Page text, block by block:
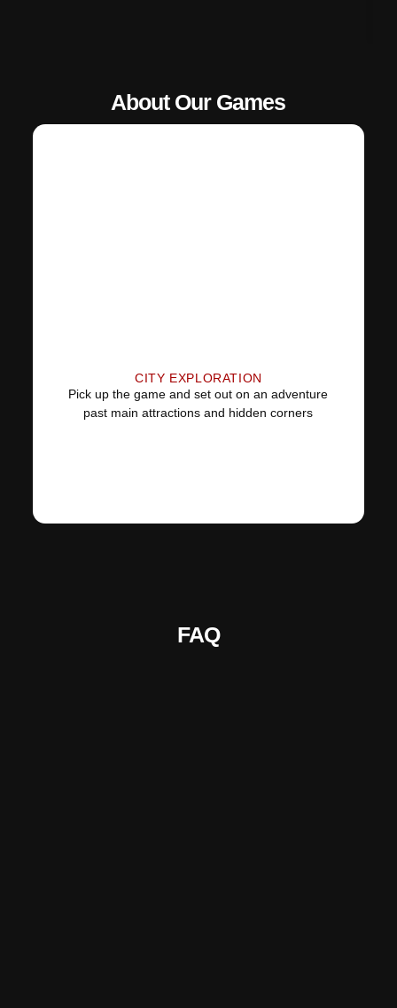
About Our Games
CITY EXPLORATION
Pick up the game and set out on an adventure
past main attractions and hidden corners
FAQ